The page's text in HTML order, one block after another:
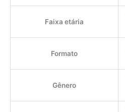
Faixa etária
Formato
Gênero